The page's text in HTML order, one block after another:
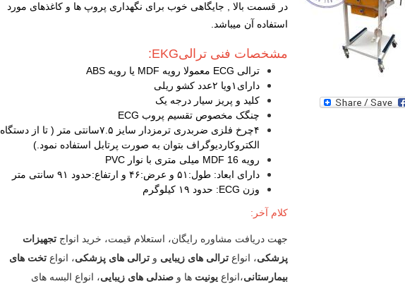
در قسمت بالا , جایگاهی خوب برای نگهداری پروپ ها و کاغذهای مورد
استفاده آن میباشد.
مشخصات فنی ترالیEKG:
ترالی ECG معمولا رویه MDF یا رویه ABS
دارای۱ویا ۲عدد کشو ریلی
کلید و پریز سیار درجه یک
چنگک مخصوص تقسیم پروب ECG
۴چرخ فلزی ضربدری ترمزدار سایز ۷.۵سانتی متر ( تا از دستگاه
الکتروکاردیوگراف بتوان به صورت پرتابل استفاده نمود.)
رویه MDF 16 میلی متری با نوار PVC
دارای ابعاد: طول:۵۱ و عرض:۴۶ و ارتفاع:حدود ۹۱ سانتی متر
وزن ECG: حدود ۱۹ کیلوگرم
کلام آخر:
جهت دریافت مشاوره رایگان، استعلام قیمت، خرید انواج تجهیزات
پزشکی، انواع ترالی های زیبایی و ترالی های پزشکی، انواع تخت های
بیمارستانی،انواع یونیت ها و صندلی های زیبایی، انواع البسه های